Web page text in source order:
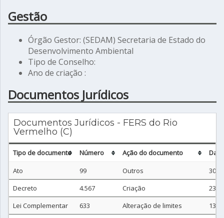
Gestão
Órgão Gestor: (SEDAM) Secretaria de Estado do
Desenvolvimento Ambiental
Tipo de Conselho:
Ano de criação :
Documentos Jurídicos
Documentos Jurídicos - FERS do Rio
Vermelho (C)
Tipo de documento Número Ação do documento
Ato
99 Outros
30/
Decreto
4.567 Criação
23/
Lei Complementar
633 Alteração de limites
13/